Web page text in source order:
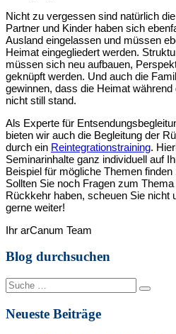
Nicht zu vergessen sind natürlich
Partner und Kinder haben sich
Ausland eingelassen und müssen
Heimat eingegliedert werden.
müssen sich neu aufbauen,
geknüpft werden. Und auch die
gewinnen, dass die Heimat
nicht still stand.
Als Experte für
bieten wir auch die Begleitung der
durch ein Reintegrationstraining.
Seminarinhalte ganz individuell auf
Beispiel für mögliche Themen
Sollten Sie noch Fragen zum
Rückkehr haben, scheuen Sie nicht
gerne weiter!
Ihr arCanum Team
Blog durchsuchen
Suche
nach:
Neueste Beiträge